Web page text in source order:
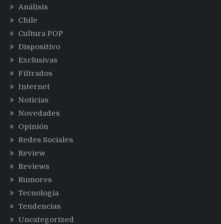
Análisis
Chile
Cultura POP
Dispositivo
Exclusivas
Filtrados
Internet
Noticias
Novedades
Opinión
Redes Sociales
Review
Reviews
Rumores
Tecnología
Tendencias
Uncategorized